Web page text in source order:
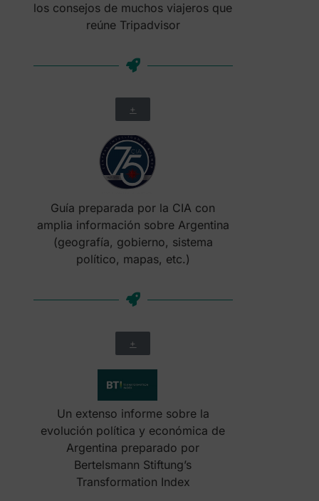
los consejos de muchos viajeros que
reúne Tripadvisor
+
Guía preparada por la CIA con
amplia información sobre Argentina
(geografía, gobierno, sistema
político, mapas, etc.)
+
Un extenso informe sobre la
evolución política y económica de
Argentina preparado por
Bertelsmann Stiftung’s
Transformation Index